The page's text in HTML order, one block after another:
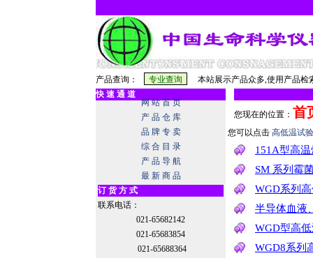
产品查询：
本站展示产品众多,使用产品检
快 速 通 道
网 站 首 页
产 品 仓 库
品 牌 专 卖
综 合 目 录
产 品 导 航
最 新 商 品
订 货 方 式
联系电话：
021-65682142
021-65683854
021-65688364
您现在的位置： 首
您可以点击 高低温试
151A型高
SM 系列霉
WGD系列
半导体血液
WGD型高
WGD8系列